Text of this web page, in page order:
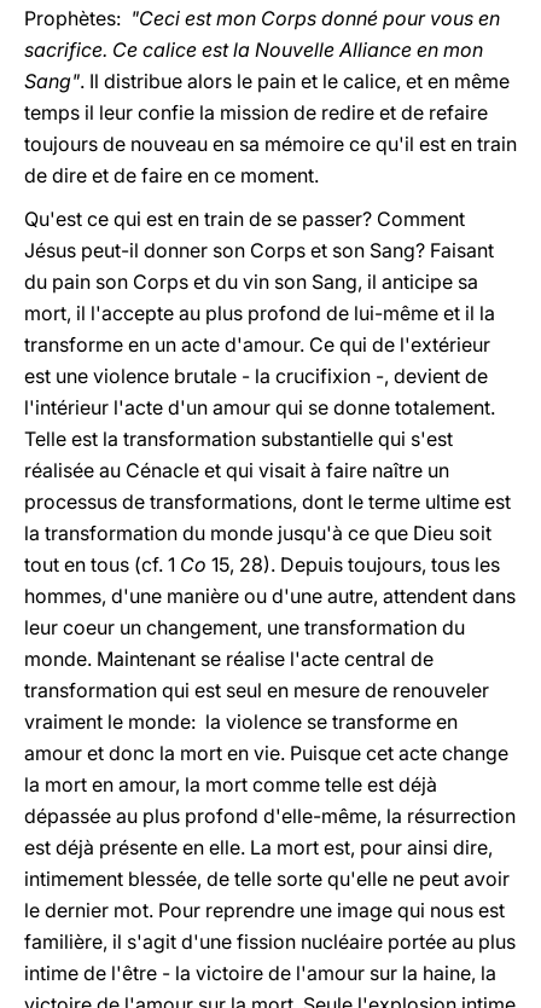
Prophètes: "Ceci est mon Corps donné pour vous en
sacrifice. Ce calice est la Nouvelle Alliance en mon
Sang". Il distribue alors le pain et le calice, et en même
temps il leur confie la mission de redire et de refaire
toujours de nouveau en sa mémoire ce qu'il est en train
de dire et de faire en ce moment.
Qu'est ce qui est en train de se passer? Comment
Jésus peut-il donner son Corps et son Sang? Faisant
du pain son Corps et du vin son Sang, il anticipe sa
mort, il l'accepte au plus profond de lui-même et il la
transforme en un acte d'amour. Ce qui de l'extérieur
est une violence brutale - la crucifixion -, devient de
l'intérieur l'acte d'un amour qui se donne totalement.
Telle est la transformation substantielle qui s'est
réalisée au Cénacle et qui visait à faire naître un
processus de transformations, dont le terme ultime est
la transformation du monde jusqu'à ce que Dieu soit
tout en tous (cf. 1 Co 15, 28). Depuis toujours, tous les
hommes, d'une manière ou d'une autre, attendent dans
leur coeur un changement, une transformation du
monde. Maintenant se réalise l'acte central de
transformation qui est seul en mesure de renouveler
vraiment le monde: la violence se transforme en
amour et donc la mort en vie. Puisque cet acte change
la mort en amour, la mort comme telle est déjà
dépassée au plus profond d'elle-même, la résurrection
est déjà présente en elle. La mort est, pour ainsi dire,
intimement blessée, de telle sorte qu'elle ne peut avoir
le dernier mot. Pour reprendre une image qui nous est
familière, il s'agit d'une fission nucléaire portée au plus
intime de l'être - la victoire de l'amour sur la haine, la